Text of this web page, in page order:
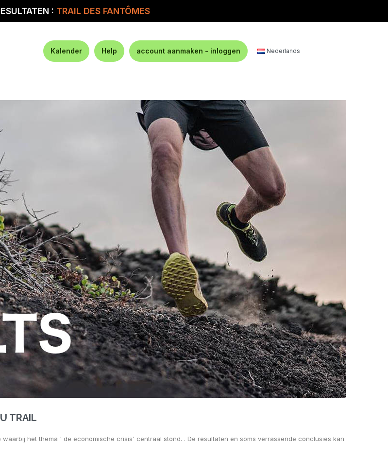
: TRAIL DES FANTÔMES
Kalender Help account aanmaken - inloggen Nederlands
TRAIL
het thema ' de economische crisis' centraal stond. . De resultaten en soms verrassende conclusies kan